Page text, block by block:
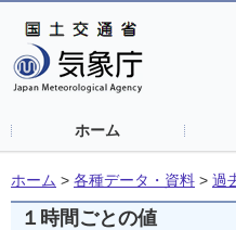
ホーム
ホーム > 各種データ・資料 > 過
１時間ごとの値